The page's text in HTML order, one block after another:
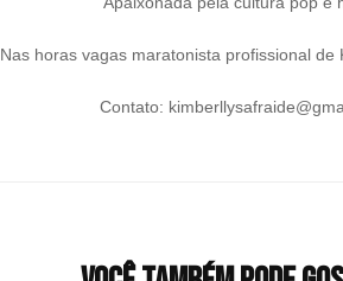
Nas horas vagas maratonista profissional de
Contato: